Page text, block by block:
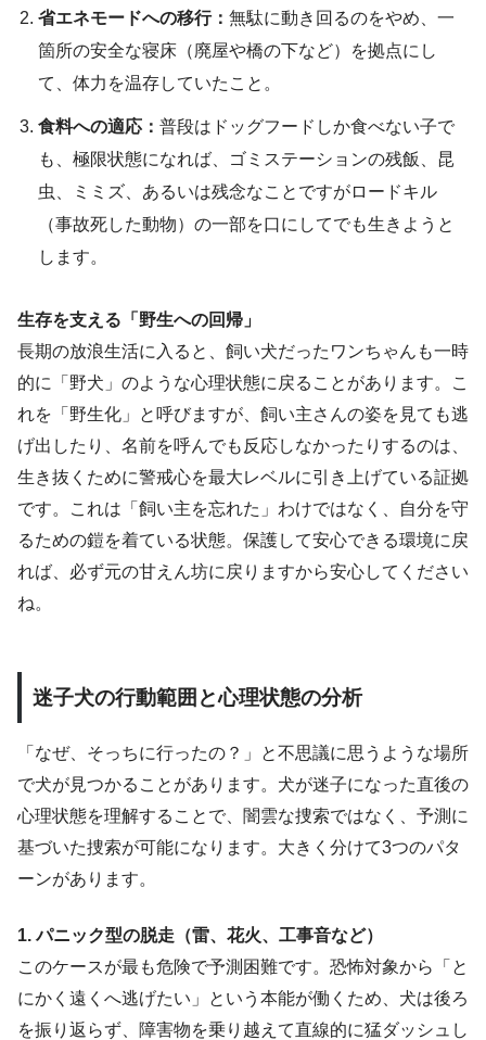
省エネモードへの移行： 無駄に動き回るのをやめ、一
箇所の安全な寝床（廃屋や橋の下など）を拠点にし
て、体力を温存していたこと。
食料への適応： 普段はドッグフードしか食べない子で
も、極限状態になれば、ゴミステーションの残飯、昆
虫、ミミズ、あるいは残念なことですがロードキル
（事故死した動物）の一部を口にしてでも生きようと
します。
生存を支える「野生への回帰」
長期の放浪生活に入ると、飼い犬だったワンちゃんも一時
的に「野犬」のような心理状態に戻ることがあります。こ
れを「野生化」と呼びますが、飼い主さんの姿を見ても逃
げ出したり、名前を呼んでも反応しなかったりするのは、
生き抜くために警戒心を最大レベルに引き上げている証拠
です。これは「飼い主を忘れた」わけではなく、自分を守
るための鎧を着ている状態。保護して安心できる環境に戻
れば、必ず元の甘えん坊に戻りますから安心してください
ね。
迷子犬の行動範囲と心理状態の分析
「なぜ、そっちに行ったの？」と不思議に思うような場所
で犬が見つかることがあります。犬が迷子になった直後の
心理状態を理解することで、闇雲な捜索ではなく、予測に
基づいた捜索が可能になります。大きく分けて3つのパタ
ーンがあります。
1. パニック型の脱走（雷、花火、工事音など）
このケースが最も危険で予測困難です。恐怖対象から「と
にかく遠くへ逃げたい」という本能が働くため、犬は後ろ
を振り返らず、障害物を乗り越えて直線的に猛ダッシュし